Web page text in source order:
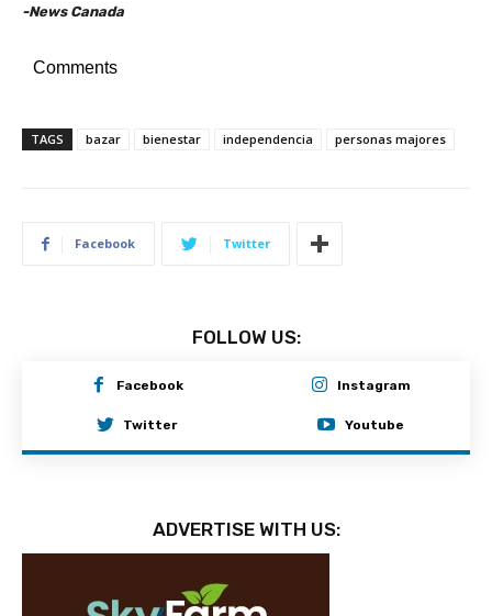
-News Canada
Comments
TAGS bazar bienestar independencia personas majores
Facebook Twitter
FOLLOW US:
Facebook Instagram
Twitter Youtube
ADVERTISE WITH US: